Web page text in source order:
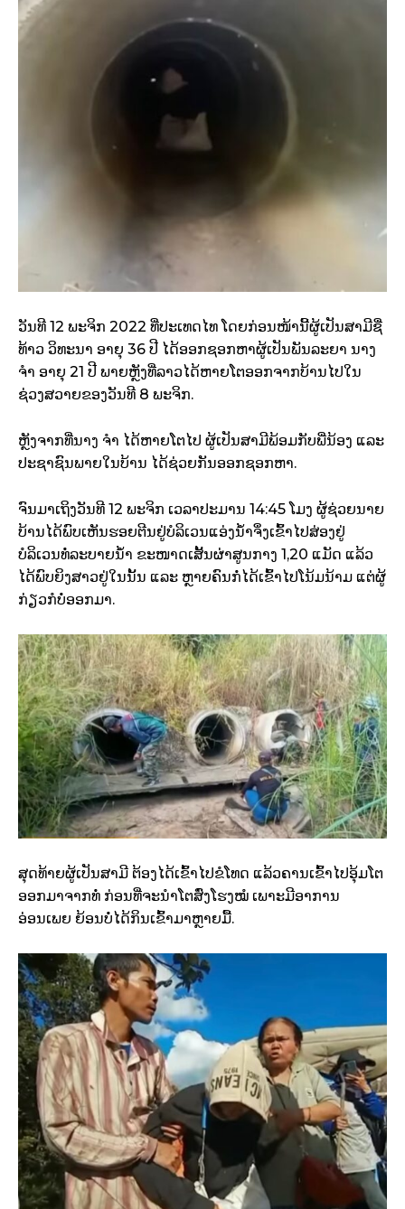
ວັນທີ 12 ພະຈິກ 2022 ທີ່ປະເທດໄທ ໂດຍກ່ອນໜ້ານີ້ຜູ້ເປັນສາມີຊື່
ທ້າວ ວິທະນາ ອາຍຸ 36 ປີ ໄດ້ອອກຊອກຫາຜູ້ເປັນພັນລະຍາ ນາງ
ຈຳ ອາຍຸ 21 ປີ ພາຍຫຼັງທີ່ລາວໄດ້ຫາຍໂຕອອກຈາກບ້ານໄປໃນ
ຊ່ວງສວາຍຂອງວັນທີ 8 ພະຈິກ.
ຫຼັງຈາກທີ່ນາງ ຈຳ ໄດ້ຫາຍໂຕໄປ ຜູ້ເປັນສາມີພ້ອມກັບພີ່ນ້ອງ ແລະ
ປະຊາຊົນພາຍໃນບ້ານ ໄດ້ຊ່ວຍກັນອອກຊອກຫາ.
ຈົນມາເຖິງວັນທີ 12 ພະຈິກ ເວລາປະມານ 14:45 ໂມງ ຜູ້ຊ່ວຍນາຍ
ບ້ານໄດ້ພົບເຫັນຮອຍຕີນຢູ່ບໍລິເວນແອ່ງນ້ຳຈຶ່ງເຂົ້າໄປສ່ອງຢູ່
ບໍລິເວນທໍ່ລະບາຍນ້ຳ ຂະໜາດເສັ້ນຜ່າສູນກາງ 1,20 ແມັດ ແລ້ວ
ໄດ້ພົບຍິງສາວຢູ່ໃນນັ້ນ ແລະ ຫຼາຍຄົນກໍ່ໄດ້ເຂົ້າໄປໂນ້ມນ້າມ ແຕ່ຜູ້
ກ່ຽວກໍບໍ່ອອກມາ.
ສຸດທ້າຍຜູ້ເປັນສາມີ ຕ້ອງໄດ້ເຂົ້າໄປຂໍໂທດ ແລ້ວຄານເຂົ້າໄປອຸ້ມໂຕ
ອອກມາຈາກທໍ່ ກ່ອນທີ່ຈະນຳໂຕສົ່ງໂຮງໝໍ ເພາະມີອາການ
ອ່ອນເພຍ ຍ້ອນບໍ່ໄດ້ກິນເຂົ້າມາຫຼາຍມື້.